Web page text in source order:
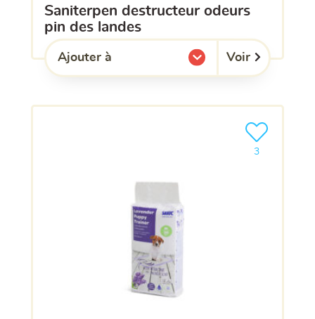
saniterpen destructeur odeurs
pin des landes
Ajouter à
l'une de mes listes. Voir
3
Ajouter le